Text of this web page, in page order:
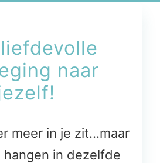
naar
meer in je zit…maar
in dezelfde